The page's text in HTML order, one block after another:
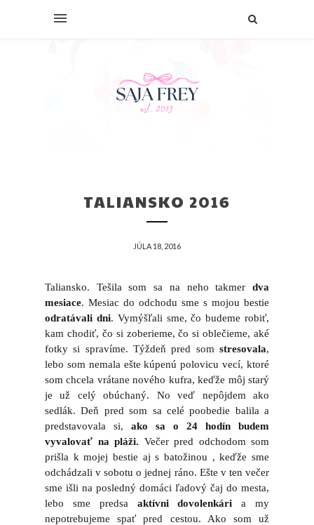
TALIANSKO 2016
JÚLA 18, 2016
Taliansko. Tešila som sa na neho takmer dva
mesiace. Mesiac do odchodu sme s mojou bestie
odratávali dni. Vymýšľali sme, čo budeme robiť,
kam chodiť, čo si zoberieme, čo si oblečieme, aké
fotky si spravíme. Týždeň pred som stresovala,
lebo som nemala ešte kúpenú polovicu vecí, ktoré
som chcela vrátane nového kufra, keďže môj starý
je už celý obúchaný. No veď nepôjdem ako
sedlák. Deň pred som sa celé poobedie balila a
predstavovala si, ako sa o 24 hodín budem
vyvalovať na pláži. Večer pred odchodom som
prišla k mojej bestie aj s batožinou , keďže sme
odchádzali v sobotu o jednej ráno. Ešte v ten večer
sme išli na posledný domáci ľadový čaj do mesta,
lebo sme predsa aktívni dovolenkária my
nepotrebujeme spať pred cestou. Ako som už